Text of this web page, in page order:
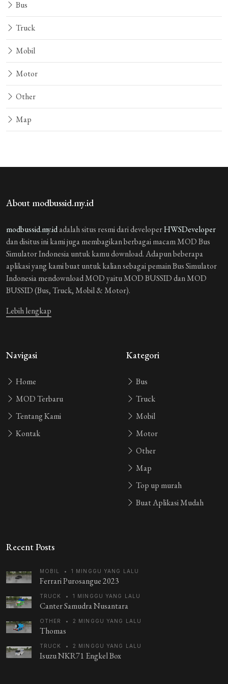
3 REPLIES
Aku Ganteng 4 tahun yang lalu
Aku Ganteng 4 tahun yang lalu
test
1 REPLIES
Aku Ganteng 4 tahun yang lalu
4 tahun yang lalu
goodd
4 tahun yang lalu
4 tahun yang lalu
good
1 REPLIES
Guest_BAMNB
goodd
Guest_BAMNB 4 tahun yang lalu
Bus
Truck
Mobil
Motor
Other
Map
About modbussid.my.id
modbussid.my.idadalah situs resmi dari developerHWSDeveloper
dan disitus ini kami juga membagikan berbagai macam MOD Bus
Simulator Indonesia untuk kamu download. Adapun beberapa
aplikasi yang kami buat untuk kalian sebagai pemain Bus Simulator
Indonesia mendownload MOD yaitu MOD BUSSID dan MOD
BUSSID (Bus, Truck, Mobil & Motor).
Lebih lengkap
Navigasi
Home
MOD Terbaru
Tentang Kami
Kontak
Kategori
Bus
Truck
Mobil
Motor
Other
Map
Top up murah
Buat Aplikasi Mudah
Recent Posts
MOBIL • 1 MINGGU YANG LALU
Ferrari Purosangue 2023
TRUCK • 1 MINGGU YANG LALU
Canter Samudra Nusantara
OTHER • 2 MINGGU YANG LALU
Thomas
TRUCK • 2 MINGGU YANG LALU
Isuzu NKR71 Engkel Box